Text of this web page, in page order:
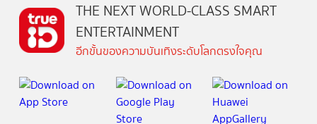
THE NEXT WORLD-CLASS SMART
ENTERTAINMENT
อีกขั้นของความบันเทิงระดับโลกตรงใจคุณ